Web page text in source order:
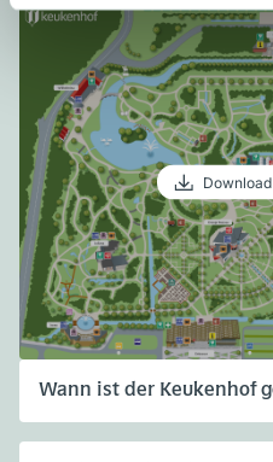
Wann ist der Keukenhof